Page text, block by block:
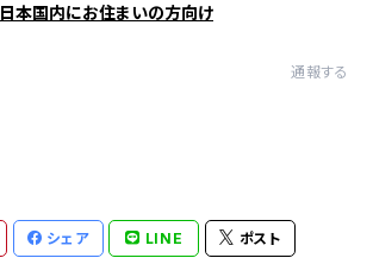
日本国内にお住まいの方向け
通報する
シェア LINE ポスト